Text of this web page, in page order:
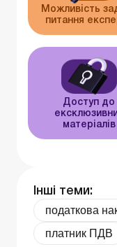
Можливість
питання
Доступ до
матеріалів
Інші теми:
податкова
платник ПДВ